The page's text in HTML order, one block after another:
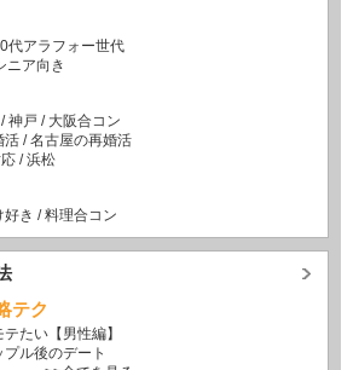
代アラフォー世代
ニア向き
/神戸 / 大阪合コン
活 /名古屋の再婚活
/浜松
好き /料理合コン
テク
テたい【男性編】
プル後のデート